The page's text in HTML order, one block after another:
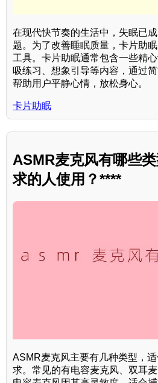
在现代快节奏的生活中，失眠已
题。为了改善睡眠质量，卡片助
工具。卡片助眠通常包含一些精
吸练习、想象引导等内容，通过
帮助用户平静心情，放松身心。
卡片助眠
ASMR麦克风有哪些
求的人使用？****
ASMR麦克风主要有几种类型，
求。常见的有电容麦克风、双耳